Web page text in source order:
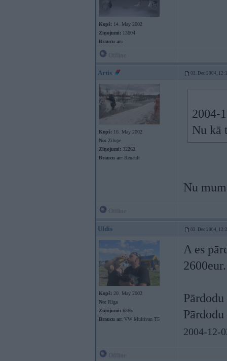
Kopš: 14. May 2002
Ziņojumi: 13604
Braucu ar:
Artis 03. Dec 2004,
Kopš: 16. May 2002
No: Zilupe
Ziņojumi: 32262
Braucu ar: Renault
2004-
Nu kā
Nu
Uldis 03. Dec 2004,
Kopš: 20. May 2002
No: Rīga
Ziņojumi: 6865
Braucu ar: VW Multivan T5
A es
2004-12-